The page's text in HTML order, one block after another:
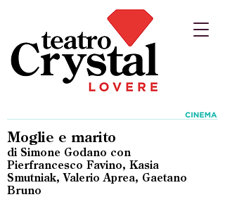
Moglie e marito
di Simone Godano con
Pierfrancesco Favino, Kasia
Smutniak, Valerio Aprea, Gaetano
Bruno